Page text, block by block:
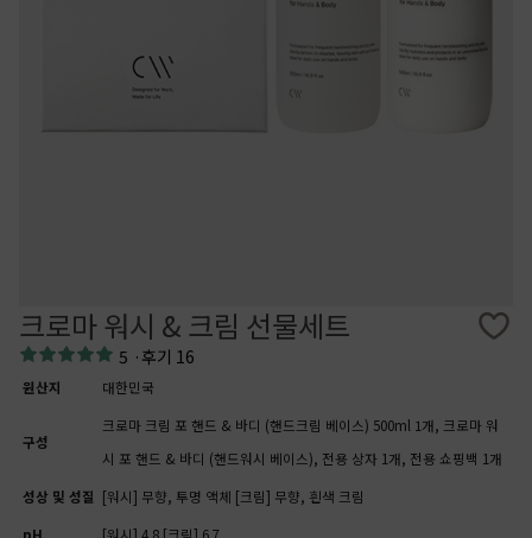
크로마 워시 & 크림 선물세트
5 · 후기 16
원산지 대한민국
구성
크로마 크림 포 핸드 & 바디 (핸드크림 베이스) 500ml 1개, 크로마 워
시 포 핸드 & 바디 (핸드워시 베이스), 전용 상자 1개, 전용 쇼핑백 1개
성상 및 성질 [워시] 무향, 투명 액체 [크림] 무향, 흰색 크림